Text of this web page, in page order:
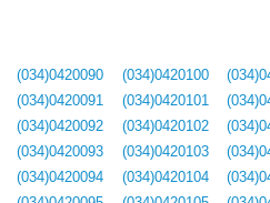
(034)0420090
(034)0420091
(034)0420092
(034)0420093
(034)0420094
(034)0420100
(034)0420101
(034)0420102
(034)0420103
(034)0420104